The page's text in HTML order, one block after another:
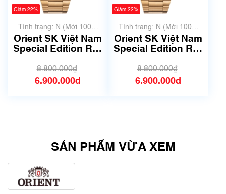
Giảm 22%
Tình trạng: N (Mới 100%
chưa qua sử dụng)
Orient SK Việt Nam
Special Edition RA-
42mm | Mã số 5282
8.800.000₫
6.900.000₫
Giảm 22%
Tình trạng: N (Mới 100%
chưa qua sử dụng)
Orient SK Việt Nam
Special Edition RA-
42mm | Mã số 5274
8.800.000₫
6.900.000₫
SẢN PHẨM VỪA XEM